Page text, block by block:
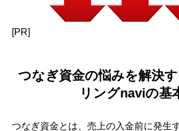
[PR]
つなぎ資金の悩みを解決
リングnaviの基
つなぎ資金とは、売上の入金前に発生